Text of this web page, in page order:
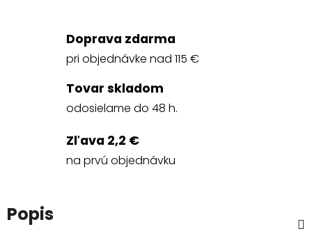
Doprava zdarma
pri objednávke nad 115 €
Tovar skladom
odosielame do 48 h.
Zľava 2,2 €
na prvú objednávku
Popis